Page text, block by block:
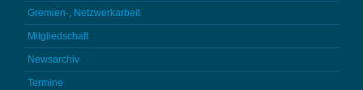
Gremien-, Netzwerkarbeit
Mitgliedschaft
Newsarchiv
Termine